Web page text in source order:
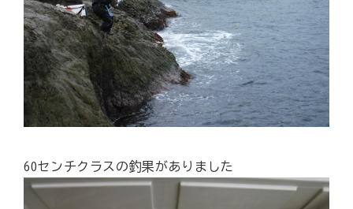
60センチクラスの釣果がありました